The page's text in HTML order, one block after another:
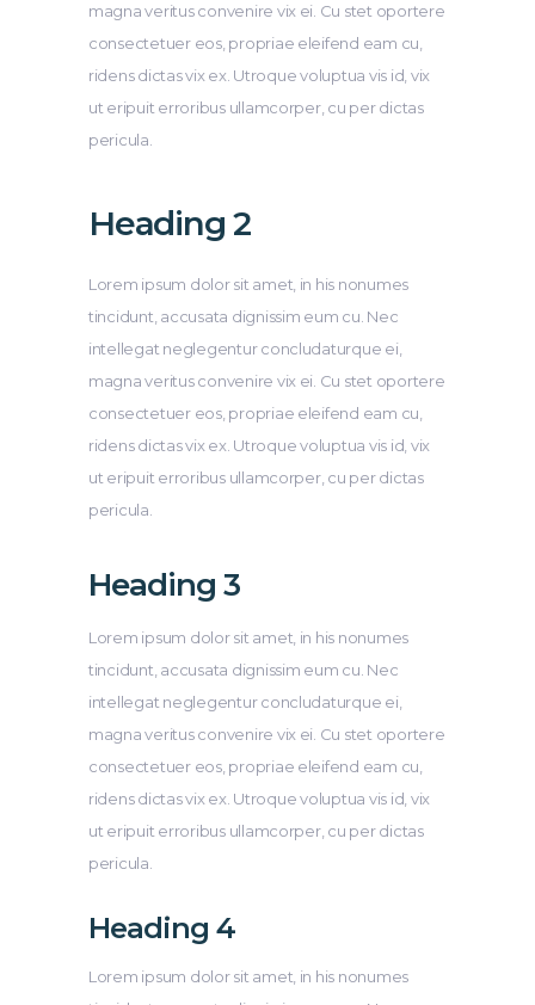
magna veritus convenire vix ei. Cu stet oportere
consectetuer eos, propriae eleifend eam cu,
ridens dictas vix ex. Utroque voluptua vis id, vix
ut eripuit erroribus ullamcorper, cu per dictas
pericula.
Heading 2
Lorem ipsum dolor sit amet, in his nonumes
tincidunt, accusata dignissim eum cu. Nec
intellegat neglegentur concludaturque ei,
magna veritus convenire vix ei. Cu stet oportere
consectetuer eos, propriae eleifend eam cu,
ridens dictas vix ex. Utroque voluptua vis id, vix
ut eripuit erroribus ullamcorper, cu per dictas
pericula.
Heading 3
Lorem ipsum dolor sit amet, in his nonumes
tincidunt, accusata dignissim eum cu. Nec
intellegat neglegentur concludaturque ei,
magna veritus convenire vix ei. Cu stet oportere
consectetuer eos, propriae eleifend eam cu,
ridens dictas vix ex. Utroque voluptua vis id, vix
ut eripuit erroribus ullamcorper, cu per dictas
pericula.
Heading 4
Lorem ipsum dolor sit amet, in his nonumes